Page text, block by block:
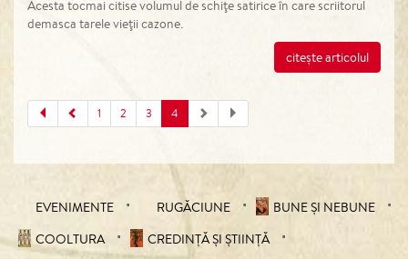
Acesta tocmai citise volumul de schiţe satirice în care scriitorul
demasca tarele vieţii cazone.
citește articolul
1 2 3 4
EVENIMENTE RUGĂCIUNE
BUNE ȘI NEBUNE
COOLTURA
CREDINȚĂ ȘI ȘTIINȚĂ